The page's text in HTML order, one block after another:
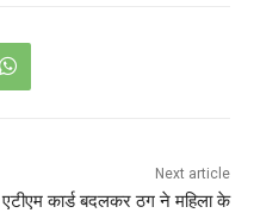
Next article
एटीएम कार्ड बदलकर ठग ने महिला के